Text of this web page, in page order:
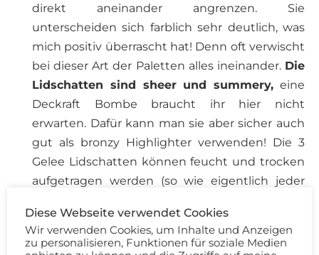
direkt aneinander angrenzen. Sie
unterscheiden sich farblich sehr deutlich, was
mich positiv überrascht hat! Denn oft verwischt
bei dieser Art der Paletten alles ineinander. Die
Lidschatten sind sheer und summery, eine
Deckraft Bombe braucht ihr hier nicht
erwarten. Dafür kann man sie aber sicher auch
gut als bronzy Highlighter verwenden! Die 3
Gelee Lidschatten können feucht und trocken
aufgetragen werden (so wie eigentlich jeder
ich auch beim feuchten Auftrag viel Fallout und
es blieb immer eine gewisse Transparenz. Der
Diese Webseite verwendet Cookies
Wir verwenden Cookies, um Inhalte und Anzeigen
zu personalisieren, Funktionen für soziale Medien